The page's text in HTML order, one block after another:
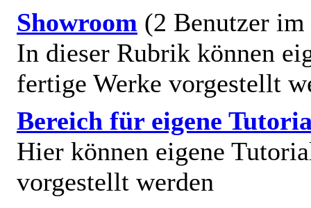
Showroom (2 Benutzer
In dieser Rubrik können
fertige Werke vorgestellt
Bereich für eigene
Hier können eigene
vorgestellt werden